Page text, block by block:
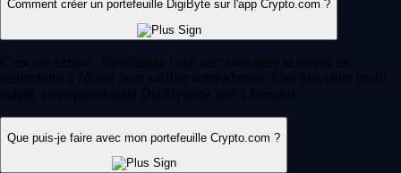
Comment créer un portefeuille DigiByte sur l'app Crypto.com ?
C'est très simple : téléchargez l'app sur votre store et suivez les
instructions à l'écran pour vérifier votre identité. Une fois votre profil
validé, votre portefeuille DigiByte est prêt à l'emploi.
Que puis-je faire avec mon portefeuille Crypto.com ?